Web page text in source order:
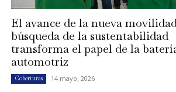
El avance de la nueva
búsqueda de la sustentabilidad
transforma el papel de la
automotriz
Coberturas 14 mayo, 2026